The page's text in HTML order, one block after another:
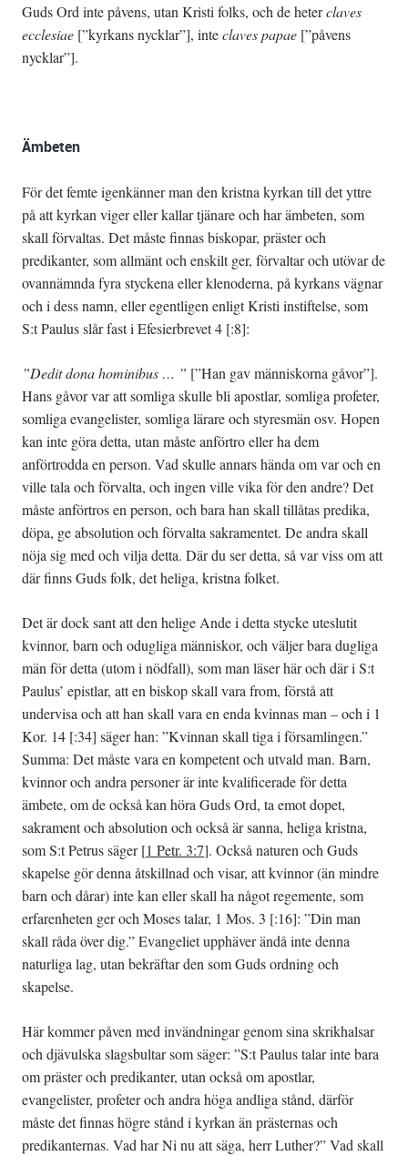
Guds Ord inte påvens, utan Kristi folks, och de heterclaves
ecclesiae [”kyrkans nycklar”], inteclaves papae [”påvens
nycklar”].
Ämbeten
För det femte igenkänner man den kristna kyrkan till det yttre
på att kyrkan viger eller kallar tjänare och har ämbeten, som
skall förvaltas. Det måste finnas biskopar, präster och
predikanter, som allmänt och enskilt ger, förvaltar och utövar de
ovannämnda fyra styckena eller klenoderna, på kyrkans vägnar
och i dess namn, eller egentligen enligt Kristi instiftelse, som
S:t Paulus slår fast i Efesierbrevet 4 [:8]:
”Dedit dona hominibus … ” [”Han gav människorna gåvor”].
Hans gåvor var att somliga skulle bli apostlar, somliga profeter,
somliga evangelister, somliga lärare och styresmän osv. Hopen
kan inte göra detta, utan måste anförtro eller ha dem
anförtrodda en person. Vad skulle annars hända om var och en
ville tala och förvalta, och ingen ville vika för den andre? Det
måste anförtros en person, och bara han skall tillåtas predika,
döpa, ge absolution och förvalta sakramentet. De andra skall
nöja sig med och vilja detta. Där du ser detta, så var viss om att
där finns Guds folk, det heliga, kristna folket.
Det är dock sant att den helige Ande i detta stycke uteslutit
kvinnor, barn och odugliga människor, och väljer bara dugliga
män för detta (utom i nödfall), som man läser här och där i S:t
Paulus’ epistlar, att en biskop skall vara from, förstå att
undervisa och att han skall vara en enda kvinnas man – och i 1
Kor. 14 [:34] säger han: ”Kvinnan skall tiga i församlingen.”
Summa: Det måste vara en kompetent och utvald man. Barn,
kvinnor och andra personer är inte kvalificerade för detta
ämbete, om de också kan höra Guds Ord, ta emot dopet,
sakrament och absolution och också är sanna, heliga kristna,
som S:t Petrus säger [1 Petr. 3:7]. Också naturen och Guds
skapelse gör denna åtskillnad och visar, att kvinnor (än mindre
barn och dårar) inte kan eller skall ha något regemente, som
erfarenheten ger och Moses talar, 1 Mos. 3 [:16]: ”Din man
skall råda över dig.” Evangeliet upphäver ändå inte denna
naturliga lag, utan bekräftar den som Guds ordning och
skapelse.
Här kommer påven med invändningar genom sina skrikhalsar
och djävulska slagsbultar som säger: ”S:t Paulus talar inte bara
om präster och predikanter, utan också om apostlar,
evangelister, profeter och andra höga andliga stånd, därför
måste det finnas högre stånd i kyrkan än prästernas och
predikanternas. Vad har Ni nu att säga, herr Luther?” Vad skall